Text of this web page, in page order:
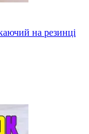
на резинці